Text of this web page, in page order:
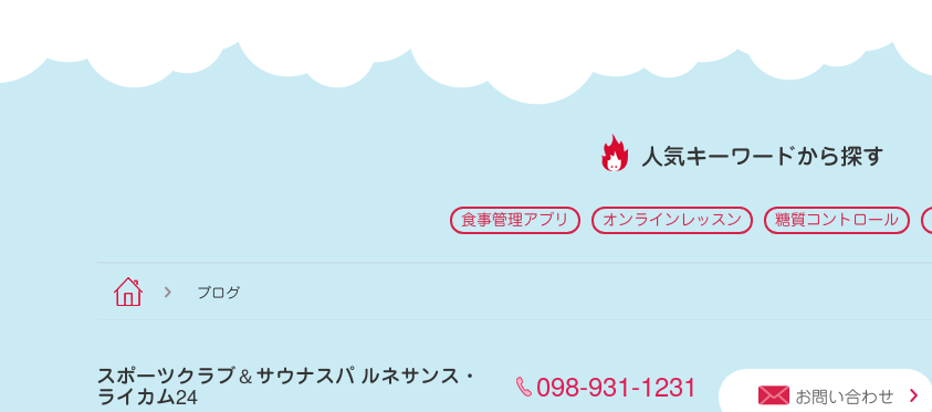
人気キーワードから探す
食事管理アプリ オンラインレッスン 糖質コントロール
ブログ
スポーツクラブ＆サウナスパ ルネサンス・
ライカム24 098-931-1231 お問い合わせ